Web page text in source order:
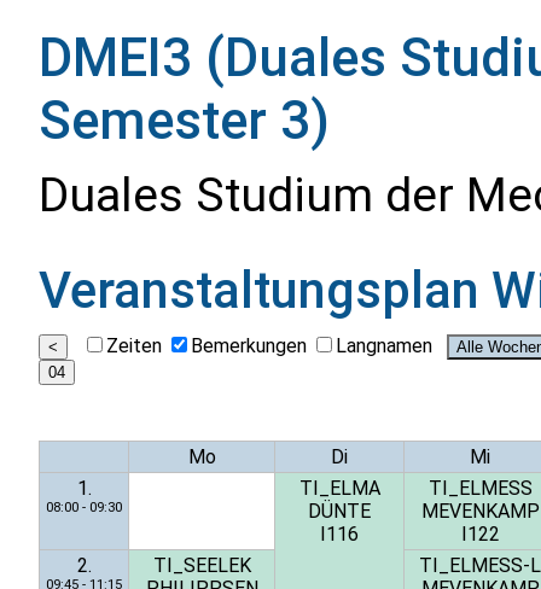
DMEI3 (Duales
Semester 3)
Duales Studium der
Veranstaltungsplan
Zeiten Bemerkungen Langnamen
Mo Di
Mi
1.
08:00 - 09:30
TI_ELMA
DÜNTE
I116
TI_ELMESS
MEVENKAMP
I122
2.
09:45 - 11:15
TI_SEELEK
TI_ELMESS-L